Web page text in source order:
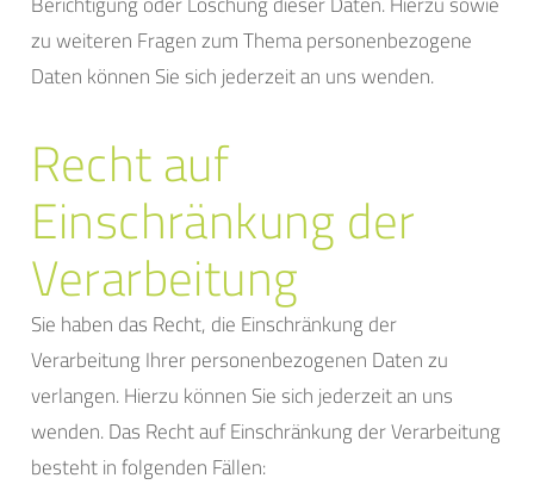
zu weiteren Fragen zum Thema personenbezogene
Daten können Sie sich jederzeit an uns wenden.
Recht auf
Einschränkung der
Verarbeitung
Sie haben das Recht, die Einschränkung der
Verarbeitung Ihrer personenbezogenen Daten zu
verlangen. Hierzu können Sie sich jederzeit an uns
wenden. Das Recht auf Einschränkung der Verarbeitung
besteht in folgenden Fällen: